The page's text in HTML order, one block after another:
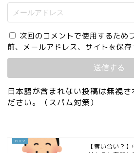
次回のコメントで使用するため
前、メールアドレス、サイトを保存
日本語が含まれない投稿は無視さ
ださい。（スパム対策）
【奪い合い？